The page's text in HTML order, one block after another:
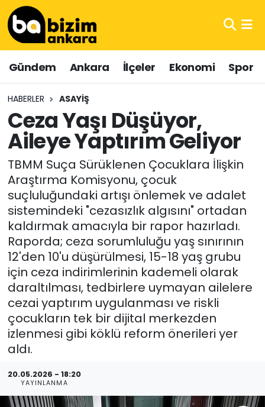
Gündem Ankara İlçeler Ekonomi Spor
HABERLER ASAYIŞ
Ceza Yaşı Düşüyor,
Aileye Yaptırım Geliyor
TBMM Suça Sürüklenen Çocuklara İlişkin
Araştırma Komisyonu, çocuk
suçluluğundaki artışı önlemek ve adalet
sistemindeki "cezasızlık algısını" ortadan
kaldırmak amacıyla bir rapor hazırladı.
Raporda; ceza sorumluluğu yaş sınırının
12'den 10'u düşürülmesi, 15-18 yaş grubu
için ceza indirimlerinin kademeli olarak
daraltılması, tedbirlere uymayan ailelere
cezai yaptırım uygulanması ve riskli
çocukların tek bir dijital merkezden
izlenmesi gibi köklü reform önerileri yer
aldı.
20.05.2026 - 18:20
YAYINLANMA
Hava Durumu
Trafik Durumu
Süper Lig Puan Durumu ve Fikstür
Tüm Manşetler
Son Dakika Haberleri
Haber Arşivi